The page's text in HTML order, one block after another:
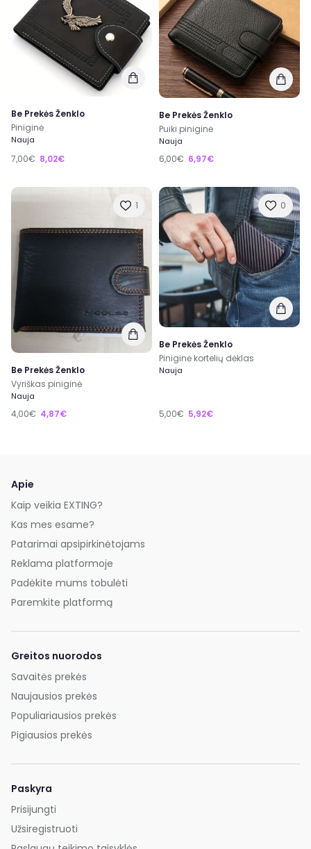
Be Prekės Ženklo
Piniginė
Nauja
7,00€ 8,02€
Be Prekės Ženklo
Puiki piniginė
Nauja
6,00€ 6,97€
1
Be Prekės Ženklo
Vyriškas piniginė
Nauja
4,00€ 4,87€
0
Be Prekės Ženklo
Piniginė kortelių dėklas
Nauja
5,00€ 5,92€
Apie
Kaip veikia EXTING?
Kas mes esame?
Patarimai apsipirkinėtojams
Reklama platformoje
Padėkite mums tobulėti
Paremkite platformą
Greitos nuorodos
Savaitės prekės
Naujausios prekės
Populiariausios prekės
Pigiausios prekės
Paskyra
Prisijungti
Užsiregistruoti